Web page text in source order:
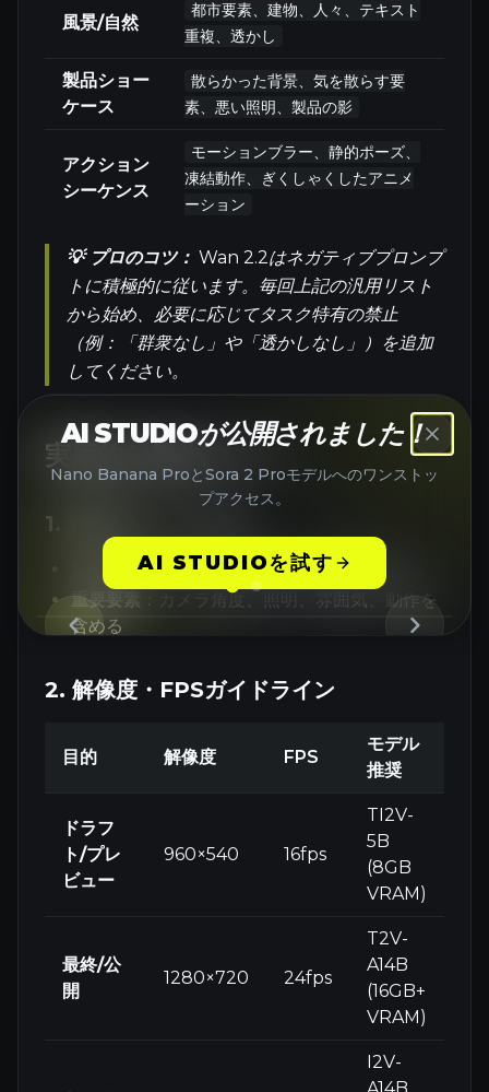
風景/自然
都市要素、建物、人々、テキスト
重複、透かし
製品ショー
ケース
散らかった背景、気を散らす要
素、悪い照明、製品の影
アクション
シーケンス
モーションブラー、静的ポーズ、
凍結動作、ぎくしゃくしたアニメ
ーション
💡 プロのコツ： Wan 2.2はネガティブプロンプ
トに積極的に従います。毎回上記の汎用リスト
から始め、必要に応じてタスク特有の禁止
（例：「群衆なし」や「透かしなし」）を追加
してください。
実用的な製作のコツ
1. 最適プロンプト長
：80-120語が最も豊かな結果を提供
重要要素
：カメラ角度、照明、雰囲気、動作を
含める
2. 解像度・FPSガイドライン
目的 解像度 FPS
モデル
推奨
ドラフ
ト/プレ
ビュー
960×540 16fps
TI2V-
5B
(8GB
VRAM)
最終/公
開
1280×720 24fps
T2V-
A14B
(16GB+
VRAM)
I2V-
AI STUDIOが公開されました！
Nano Banana ProとSora 2 Proモデルへのワンストッ
プアクセス。
AI STUDIOを試す